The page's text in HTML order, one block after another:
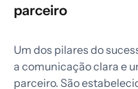
parceiro
Um dos pilares do
a comunicação clara e
parceiro. São